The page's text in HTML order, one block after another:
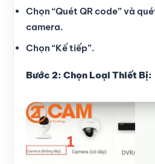
Chọn “Quét QR code” và
camera.
Chọn “Kế tiếp”.
Bước 2: Chọn Loại Thiết Bị: